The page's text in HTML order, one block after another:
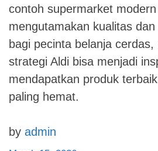
contoh supermarket
mengutamakan kualitas
bagi pecinta belanja cerdas,
strategi Aldi bisa menjadi
mendapatkan produk
paling hemat.
by admin